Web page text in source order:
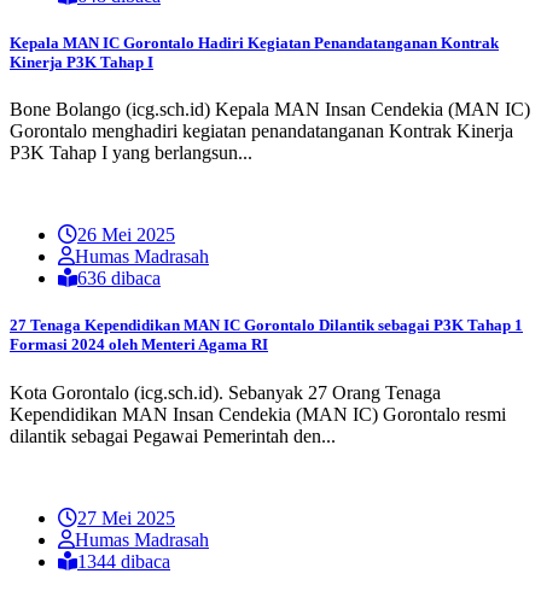
Kepala MAN IC Gorontalo Hadiri Kegiatan Penandatanganan Kontrak
Kinerja P3K Tahap I
Bone Bolango (icg.sch.id) Kepala MAN Insan Cendekia (MAN IC)
Gorontalo menghadiri kegiatan penandatanganan Kontrak Kinerja
P3K Tahap I yang berlangsun...
26 Mei 2025
Humas Madrasah
636 dibaca
27 Tenaga Kependidikan MAN IC Gorontalo Dilantik sebagai P3K Tahap 1
Formasi 2024 oleh Menteri Agama RI
Kota Gorontalo (icg.sch.id). Sebanyak 27 Orang Tenaga
Kependidikan MAN Insan Cendekia (MAN IC) Gorontalo resmi
dilantik sebagai Pegawai Pemerintah den...
27 Mei 2025
Humas Madrasah
1344 dibaca